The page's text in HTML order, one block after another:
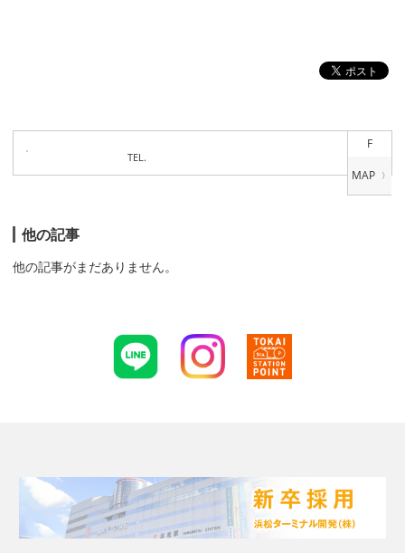
F
TEL.
他の記事
他の記事がまだありません。